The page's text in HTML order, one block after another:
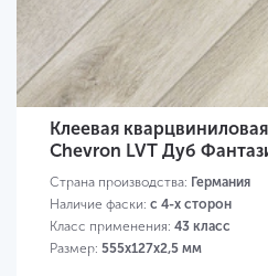
Клеевая
Chevron LVT Дуб
Страна производства: Германия
Наличие фаски: с 4-х сторон
Класс применения: 43 класс
Размер: 555x127x2,5 мм